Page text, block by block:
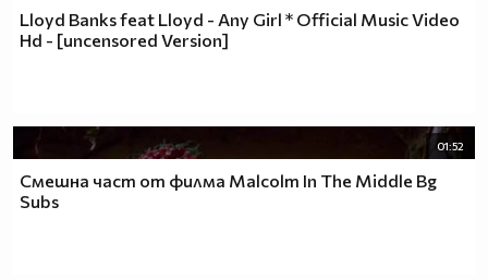
Lloyd Banks feat Lloyd - Any Girl * Official Music Video
Hd - [uncensored Version]
01:52
Смешна част от филма Malcolm In The Middle Bg
Subs